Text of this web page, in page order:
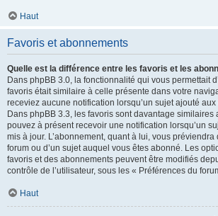
Haut
Favoris et abonnements
Quelle est la différence entre les favoris et les
Dans phpBB 3.0, la fonctionnalité qui vous permettait
favoris était similaire à celle présente dans votre
receviez aucune notification lorsqu’un sujet ajouté
Dans phpBB 3.3, les favoris sont davantage similaires
pouvez à présent recevoir une notification lorsqu’un
mis à jour. L’abonnement, quant à lui, vous préviendra
forum ou d’un sujet auquel vous êtes abonné. Les
favoris et des abonnements peuvent être modifiés
contrôle de l’utilisateur, sous les « Préférences du
Haut